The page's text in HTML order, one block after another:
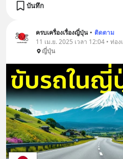
บันทึก
ครบเครื่องเรื่องญี่ปุ่น • ติดตาม
11 เม.ย. 2025 เวลา 12:04 • ท่อง
ญี่ปุ่น